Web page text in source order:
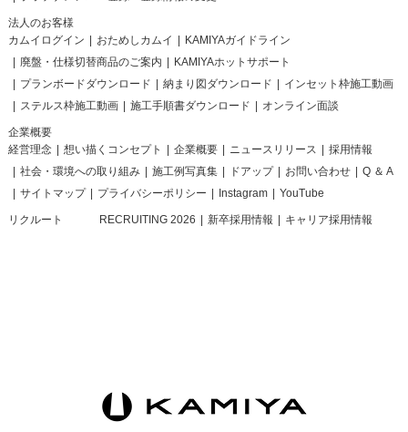
法人のお客様
カムイログイン
おためしカムイ
KAMIYAガイドライン
廃盤・仕様切替商品のご案内
KAMIYAホットサポート
プランボードダウンロード
納まり図ダウンロード
インセット枠施工動画
ステルス枠施工動画
施工手順書ダウンロード オンライン面談
企業概要
経営理念
想い描くコンセプト 企業概要 ニュースリリース
採用情報
社会・環境への取り組み
施工例写真集 ドアップ お問い合わせ
Q ＆ A
サイトマップ
プライバシーポリシー Instagram YouTube
リクルート RECRUITING 2026 新卒採用情報 キャリア採用情報